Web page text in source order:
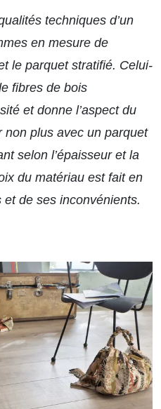
techniques d’un
en mesure de
le parquet stratifié. Celui-
fibres de bois
et donne l’aspect du
non plus avec un parquet
selon l’épaisseur et la
du matériau est fait en
de ses inconvénients.